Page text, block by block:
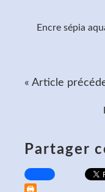
Encre sépia
« Article
Partager